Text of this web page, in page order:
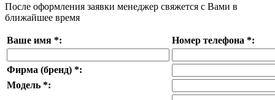
После оформления заявки менеджер свяжется с Вами в
ближайшее время
Ваше имя *: Номер телефона *:
Фирма (бренд) *:
Модель *: